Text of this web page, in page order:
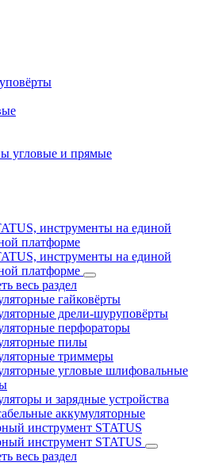
угловые и прямые
инструменты на единой
платформе
инструменты на единой
платформе
весь раздел
гайковёрты
дрели-шуруповёрты
перфораторы
пилы
триммеры
угловые шлифовальные
и зарядные устройства
аккумуляторные
инструмент STATUS
инструмент STATUS
весь раздел